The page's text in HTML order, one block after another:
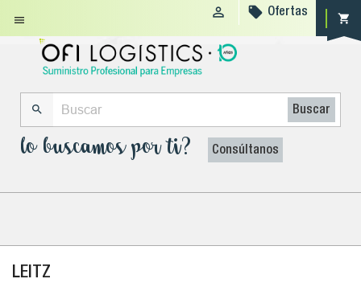
 shopping_cart
  Ofertas
 Buscar
lo buscamos por ti? Consúltanos
LEITZ